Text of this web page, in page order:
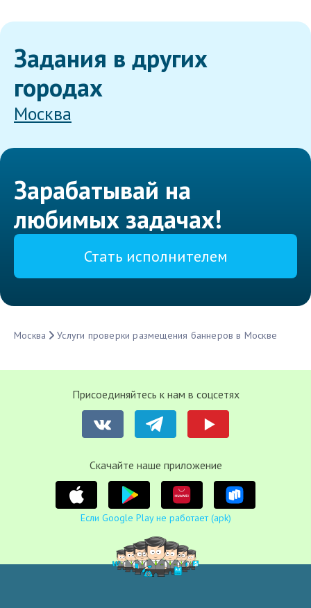
Задания в других
городах
Москва
Зарабатывай на
любимых задачах!
Стать исполнителем
Москва Услуги проверки размещения баннеров в Москве
Присоединяйтесь к нам в соцсетях
Cкачайте наше приложение
Если Google Play не работает (apk)